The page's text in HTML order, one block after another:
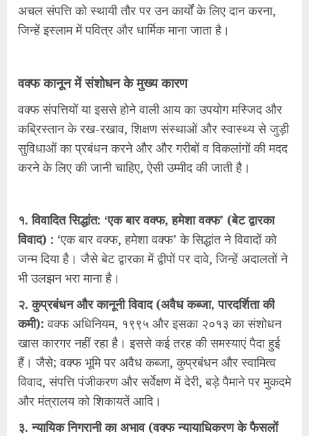
अचल संपत्ति को स्थायी तौर पर उन कार्यों के लिए दान करना,
जिन्हें इस्लाम में पवित्र और धार्मिक माना जाता है।
वक्फ कानून में संशोधन के मुख्य कारण
वक्फ संपत्तियों या इससे होने वाली आय का उपयोग मस्जिद और
कब्रिस्तान के रख-रखाव, शिक्षण संस्थाओं और स्वास्थ्य से जुड़ी
सुविधाओं का प्रबंधन करने और और गरीबों व विकलांगों की मदद
करने के लिए की जानी चाहिए, ऐसी उम्मीद की जाती है।
१. विवादित सिद्धांत: ‘एक बार वक्फ, हमेशा वक्फ’ (बेट द्वारका
विवाद) : ‘एक बार वक्फ, हमेशा वक्फ’ के सिद्धांत ने विवादों को
जन्म दिया है। जैसे बेट द्वारका में द्वीपों पर दावे, जिन्हें अदालतों ने
भी उलझन भरा माना है।
२. कुप्रबंधन और कानूनी विवाद (अवैध कब्जा, पारदर्शिता की
कमी): वक्फ अधिनियम, १९९५ और इसका २०१३ का संशोधन
खास कारगर नहीं रहा है। इससे कई तरह की समस्याएं पैदा हुई
हैं। जैसे; वक्फ भूमि पर अवैध कब्जा, कुप्रबंधन और स्वामित्व
विवाद, संपत्ति पंजीकरण और सर्वेक्षण में देरी, बड़े पैमाने पर मुकदमे
और मंत्रालय को शिकायतें आदि।
३. न्यायिक निगरानी का अभाव (वक्फ न्यायाधिकरण के फैसलों